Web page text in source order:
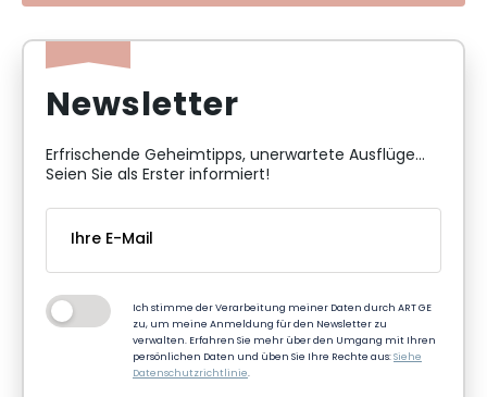
Newsletter
Erfrischende Geheimtipps, unerwartete Ausflüge...
Seien Sie als Erster informiert!
Ich stimme der Verarbeitung meiner Daten durch ART GE
zu, um meine Anmeldung für den Newsletter zu
verwalten. Erfahren Sie mehr über den Umgang mit Ihren
persönlichen Daten und üben Sie Ihre Rechte aus:Siehe
Datenschutzrichtlinie.